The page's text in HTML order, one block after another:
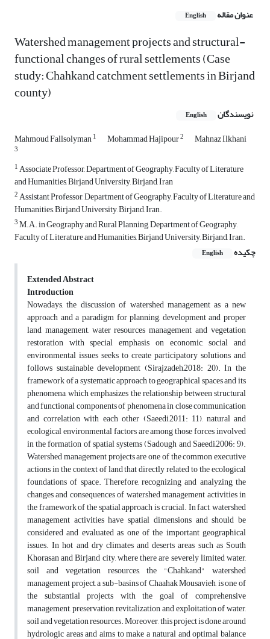
عنوان مقاله English
Watershed management projects and structural-
functional changes of rural settlements (Case
study: Chahkand catchment settlements in Birjand
county)
نویسندگان English
Mahmoud Fallsolyman1 Mohammad Hajipour2 Mahnaz Ilkhani
3
1Associate Professor, Department of Geography, Faculty of Literature
and Humanities, Birjand University, Birjand, Iran
2Assistant Professor, Department of Geography, Faculty of Literature and
Humanities, Birjand University, Birjand, Iran.
3M.A. in Geography and Rural Planning, Department of Geography,
Faculty of Literature and Humanities, Birjand University, Birjand, Iran.
چکیده
English
Extended Abstract
Introduction
Nowadays, the discussion of watershed management as a new
approach and a paradigm for planning, development and proper
land management, water resources management and vegetation
restoration with special emphasis on economic, social and
environmental issues seeks to create participatory solutions and
follows sustainable development (Sirajzadeh,2018: 20). In the
framework of a systematic approach to geographical spaces and its
phenomena, which emphasizes the relationship between structural
and functional components of phenomena in close communication
and correlation with each other (Saeedi,2011: 11), natural and
ecological environmental factors are among those forces involved
in the formation of spatial systems (Sadough and Saeedi,2006: 9).
Watershed management projects are one of the common executive
actions in the context of land that directly related to the ecological
foundations of space. Therefore, recognizing and analyzing the
changes and consequences of watershed management activities in
the framework of the spatial approach is crucial. In fact, watershed
management activities have spatial dimensions and should be
considered and evaluated as one of the important geographical
issues. In hot and dry climates and deserts areas such as South
Khorasan and Birjand city, where there are severely limited water,
soil and vegetation resources, the "Chahkand" watershed
management project, a sub-basins of Chaahak Mousavieh, is one of
the substantial projects with the goal of comprehensive
management, preservation, revitalization and exploitation of water,
soil and vegetation resources. Moreover, this project is done around
hydrologic areas and aims to make a natural and optimal balance